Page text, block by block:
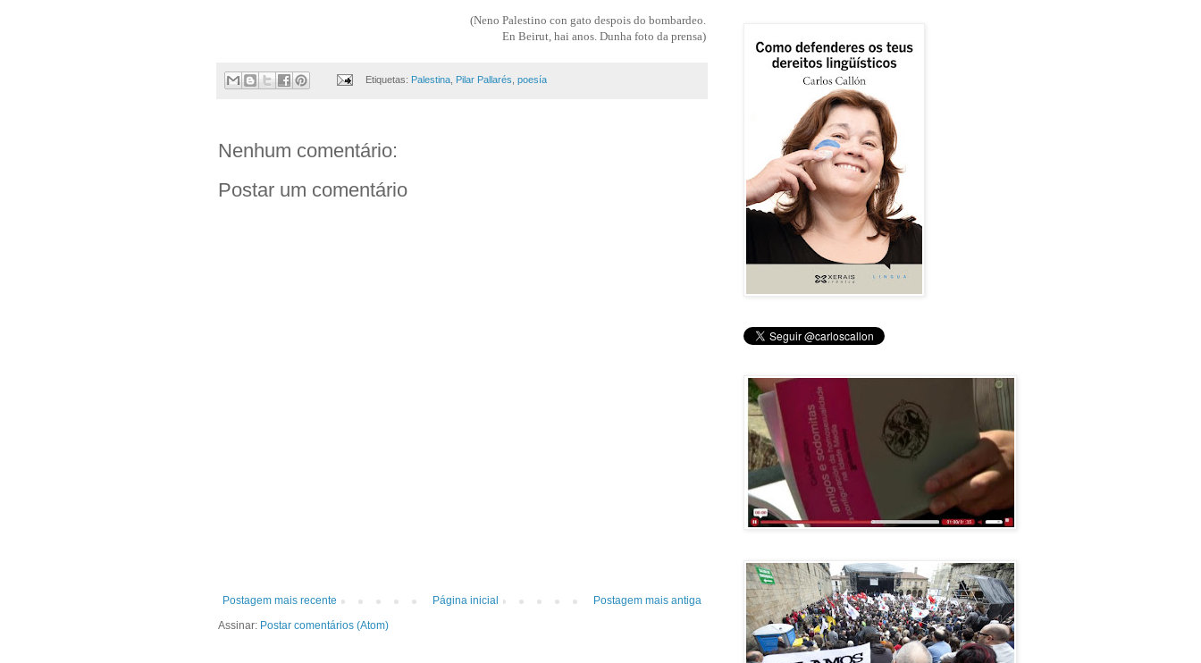
(Neno Palestino con gato despois do bombardeo.
En Beirut, hai anos. Dunha foto da prensa)
Etiquetas: Palestina, Pilar Pallarés poesía
Nenhum comentário:
Postar um comentário
Postagem mais recente Postagem mais antiga
Página inicial
Assinar: Postar comentários (Atom)